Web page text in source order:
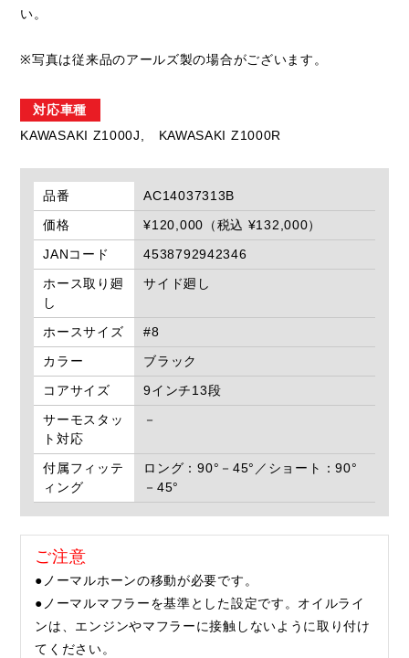
い。
※写真は従来品のアールズ製の場合がございます。
対応車種
KAWASAKI Z1000J,
KAWASAKI Z1000R
品番
AC14037313B
価格
¥120,000（税込 ¥132,000）
JANコード
4538792942346
ホース取り廻
し
サイド廻し
ホースサイズ
#8
カラー
ブラック
コアサイズ
9インチ13段
サーモスタッ
ト対応
－
付属フィッテ
ィング
ロング：90°－45°／ショート：90°
－45°
ご注意
●ノーマルホーンの移動が必要です。
●ノーマルマフラーを基準とした設定です。オイルライ
ンは、エンジンやマフラーに接触しないように取り付け
てください。